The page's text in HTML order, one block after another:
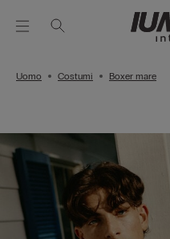
Uomo Costumi Boxer mare